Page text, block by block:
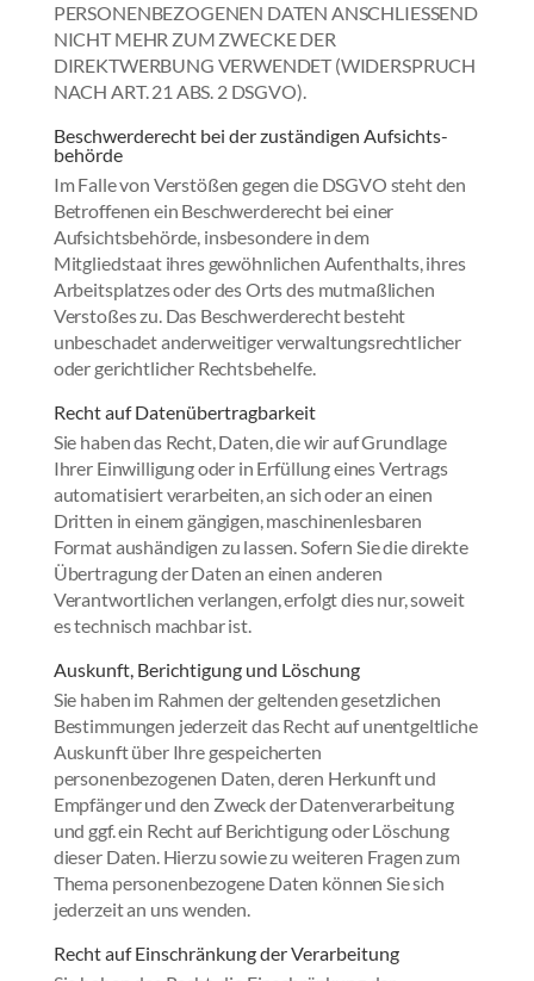
PERSONENBEZOGENEN DATEN ANSCHLIESSEND
NICHT MEHR ZUM ZWECKE DER
DIREKTWERBUNG VERWENDET (WIDERSPRUCH
NACH ART. 21 ABS. 2 DSGVO).
Beschwerde­recht bei der zuständigen Aufsichts­
behörde
Im Falle von Verstößen gegen die DSGVO steht den
Betroffenen ein Beschwerderecht bei einer
Aufsichtsbehörde, insbesondere in dem
Mitgliedstaat ihres gewöhnlichen Aufenthalts, ihres
Arbeitsplatzes oder des Orts des mutmaßlichen
Verstoßes zu. Das Beschwerderecht besteht
unbeschadet anderweitiger verwaltungsrechtlicher
oder gerichtlicher Rechtsbehelfe.
Recht auf Daten­übertrag­barkeit
Sie haben das Recht, Daten, die wir auf Grundlage
Ihrer Einwilligung oder in Erfüllung eines Vertrags
automatisiert verarbeiten, an sich oder an einen
Dritten in einem gängigen, maschinenlesbaren
Format aushändigen zu lassen. Sofern Sie die direkte
Übertragung der Daten an einen anderen
Verantwortlichen verlangen, erfolgt dies nur, soweit
es technisch machbar ist.
Auskunft, Berichtigung und Löschung
Sie haben im Rahmen der geltenden gesetzlichen
Bestimmungen jederzeit das Recht auf unentgeltliche
Auskunft über Ihre gespeicherten
personenbezogenen Daten, deren Herkunft und
Empfänger und den Zweck der Datenverarbeitung
und ggf. ein Recht auf Berichtigung oder Löschung
dieser Daten. Hierzu sowie zu weiteren Fragen zum
Thema personenbezogene Daten können Sie sich
jederzeit an uns wenden.
Recht auf Einschränkung der Verarbeitung